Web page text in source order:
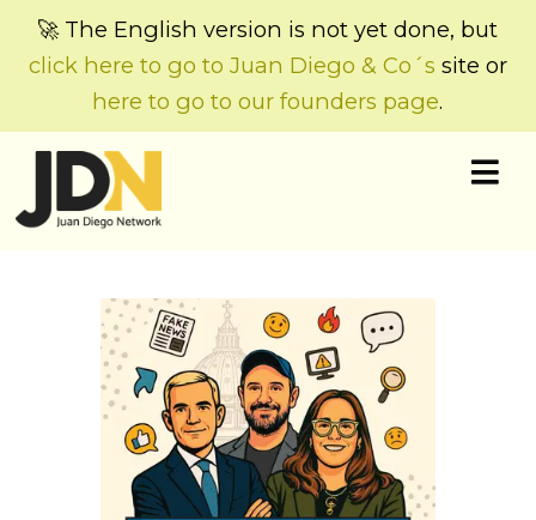
🚀 The English version is not yet done, but
click here to go to Juan Diego & Co´s site or
here to go to our founders page.